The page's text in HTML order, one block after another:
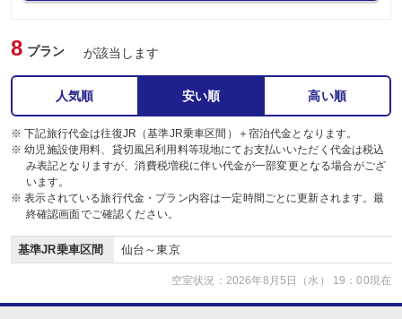
8 プラン が該当します
人気順 安い順 高い順
※ 下記旅行代金は往復JR（基準JR乗車区間）＋宿泊代金となります。
※ 幼児施設使用料、貸切風呂利用料等現地にてお支払いいただく代金は税込
み表記となりますが、消費税増税に伴い代金が一部変更となる場合がござ
います。
※ 表示されている旅行代金・プラン内容は一定時間ごとに更新されます。最
終確認画面でご確認ください。
基準JR乗車区間 仙台～東京
空室状況：2026年8月5日（水） 19：00現在